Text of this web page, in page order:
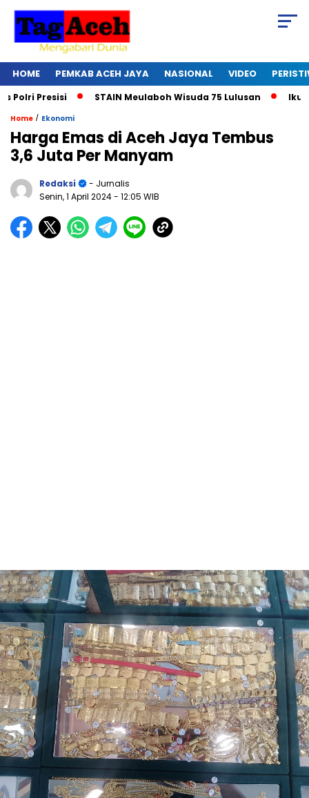
HOME PEMKAB ACEH JAYA NASIONAL VIDEO
Presisi STAIN Meulaboh Wisuda 75 Lulusan Ikut
Home / Ekonomi
Harga Emas di Aceh Jaya Tembus
3,6 Juta Per Manyam
Redaksi
- Jurnalis
Senin, 1 April 2024- 12:05 WIB